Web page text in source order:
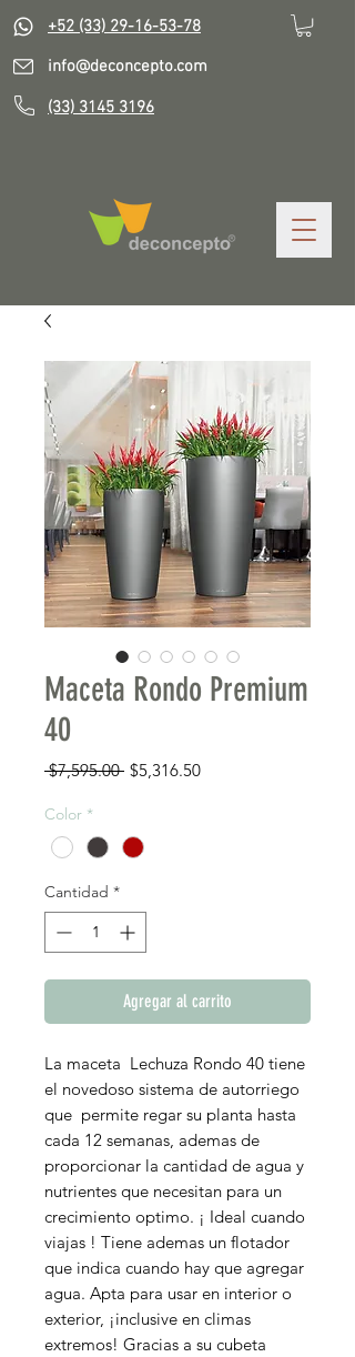
+52 (33) 29-16-53-78
info@deconcepto.com
(33) 3145 3196
Maceta Rondo Premium
40
$7,595.00 Precio
$5,316.50Precio de oferta
Color *
Cantidad *
Agregar al carrito
La maceta Lechuza Rondo 40 tiene
el novedoso sistema de autorriego
que permite regar su planta hasta
cada 12 semanas, ademas de
proporcionar la cantidad de agua y
nutrientes que necesitan para un
crecimiento optimo. ¡ Ideal cuando
viajas ! Tiene ademas un flotador
que indica cuando hay que agregar
agua. Apta para usar en interior o
exterior, ¡inclusive en climas
extremos! Gracias a su cubeta